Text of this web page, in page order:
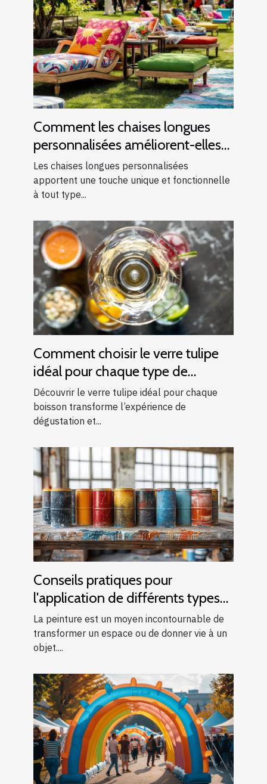
Comment les chaises longues
personnalisées améliorent-elles
les événements ?
Les chaises longues personnalisées
apportent une touche unique et fonctionnelle
à tout type...
Comment choisir le verre tulipe
idéal pour chaque type de
boisson ?
Découvrir le verre tulipe idéal pour chaque
boisson transforme l’expérience de
dégustation et...
Conseils pratiques pour
l'application de différents types
de peintures
La peinture est un moyen incontournable de
transformer un espace ou de donner vie à un
objet....